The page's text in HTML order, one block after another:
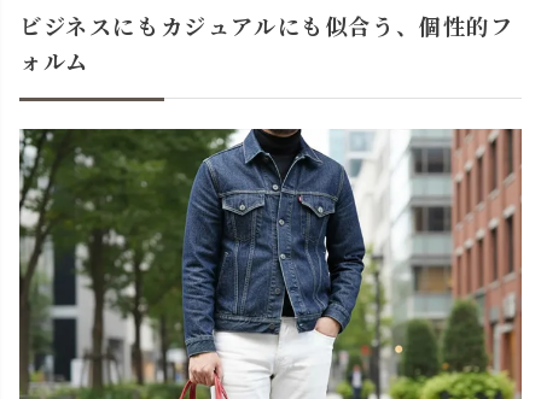
ビジネスにもカジュアルにも似合う、個性的フ
ォルム